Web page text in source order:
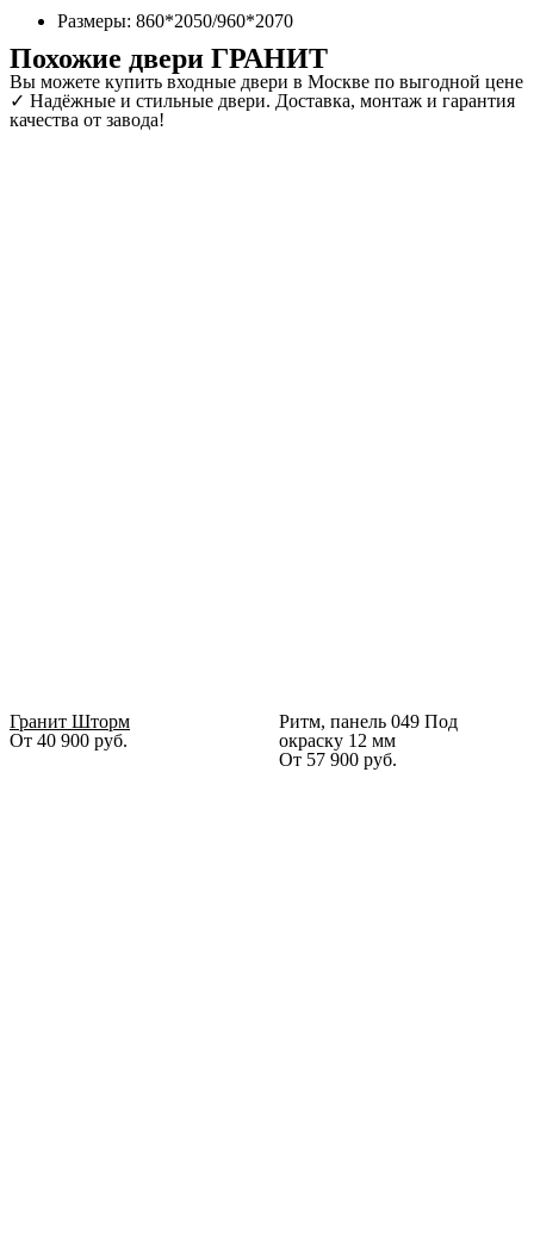
Размеры: 860*2050/960*2070
Похожие двери ГРАНИТ
Вы можете купить входные двери в Москве по выгодной цене
✓ Надёжные и стильные двери. Доставка, монтаж и гарантия
качества от завода!
Гранит Шторм
От 40 900 руб.
Ритм, панель 049 Под
окраску 12 мм
От 57 900 руб.